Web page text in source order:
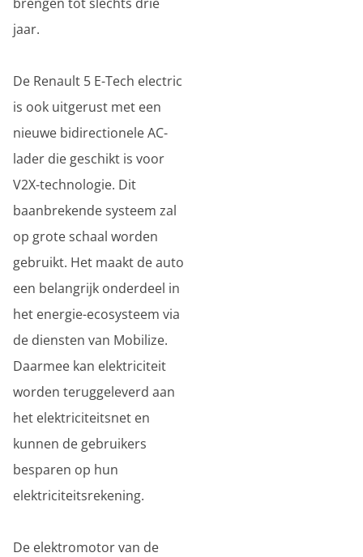
jaar.
De Renault 5 E-Tech electric
is ook uitgerust met een
nieuwe bidirectionele AC-
lader die geschikt is voor
V2X-technologie. Dit
baanbrekende systeem zal
op grote schaal worden
gebruikt. Het maakt de auto
een belangrijk onderdeel in
het energie-ecosysteem via
de diensten van Mobilize.
Daarmee kan elektriciteit
worden teruggeleverd aan
het elektriciteitsnet en
kunnen de gebruikers
besparen op hun
elektriciteitsrekening.
De elektromotor van de